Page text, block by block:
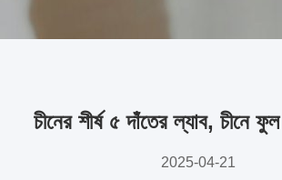
চীনের শীর্ষ ৫ দাঁতের ল্যাব, চীনে
2025-04-21